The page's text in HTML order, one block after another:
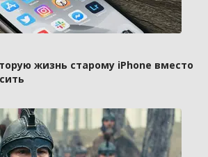
жизнь старому iPhone вместо